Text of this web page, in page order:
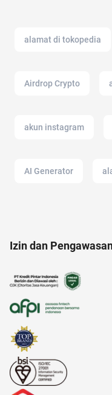
alamat di tokopedia
Airdrop Crypto
akun instagram
AI Generator
anak susah makan
Izin dan